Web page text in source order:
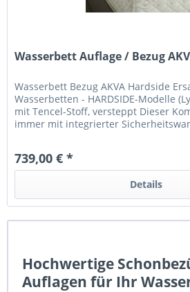
Wasserbett Auflage / Bezug
Wasserbett Bezug AKVA Hardside
Wasserbetten - HARDSIDE-Modelle
mit Tencel-Stoff, versteppt Dieser
immer mit integrierter
739,00 € *
Details
Hochwertige
Auflagen für Ihr